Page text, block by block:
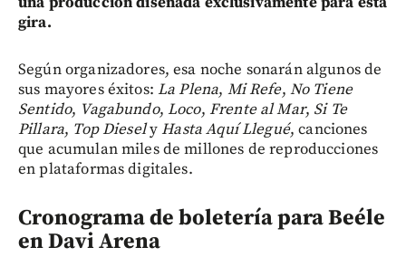
gira.
Según organizadores, esa noche sonarán algunos de
sus mayores éxitos: La Plena, Mi Refe, No Tiene
Sentido, Vagabundo,Loco, Frente al Mar, Si Te
Pillara, Top DieselyHasta Aquí Llegué, canciones
que acumulan miles de millones de reproducciones
en plataformas digitales.
Cronograma de boletería para Beéle
en Davi Arena